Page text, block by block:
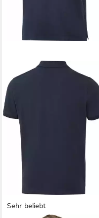
Sehr beliebt